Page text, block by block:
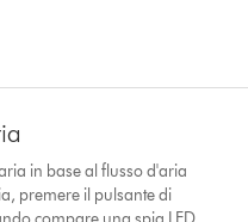
in base al flusso d'aria
premere il pulsante di